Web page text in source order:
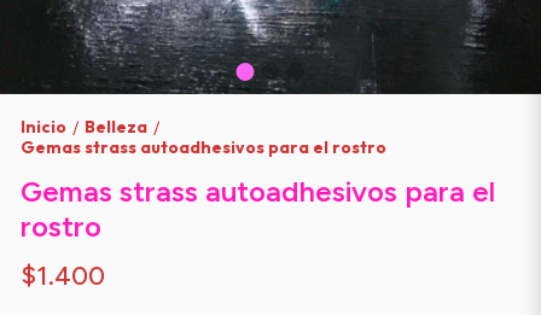
Inicio / Belleza /
Gemas strass autoadhesivos para el rostro
Gemas strass autoadhesivos para el
rostro
$1.400